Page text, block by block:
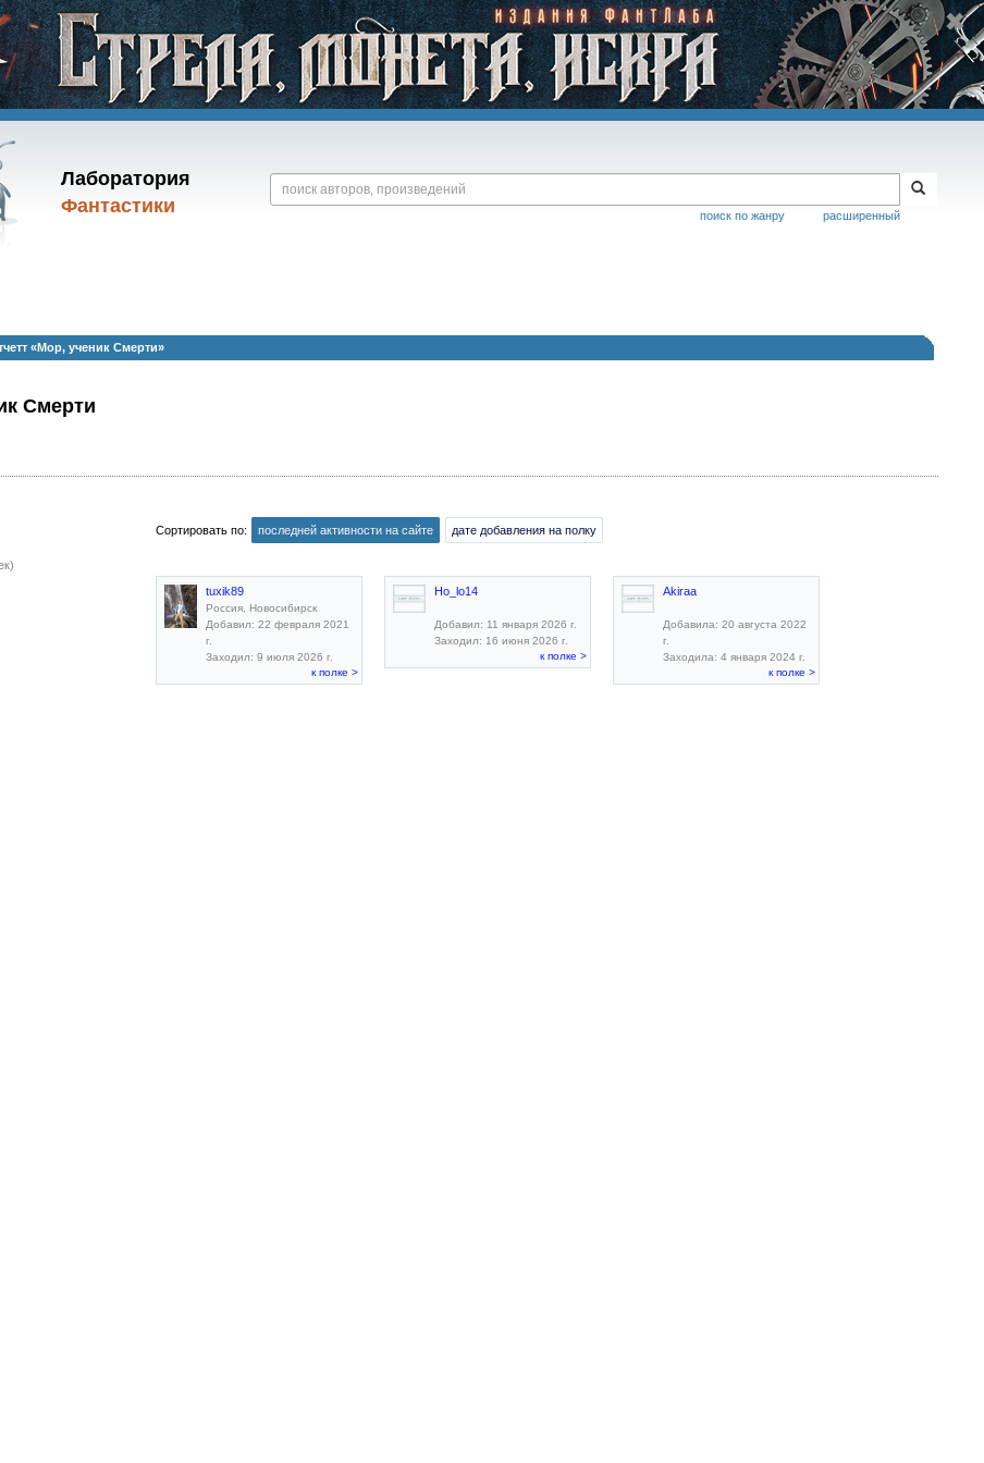
Лаборатория
Фантастики
расширенный
поиск по жанру
«Мор, ученик Смерти»
Смерти
Сортировать по: последней активности на сайте дате добавления на полку
tuxik89
Россия, Новосибирск
Добавил: 22 февраля 2021
г.
Заходил: 9 июля 2026 г.
к полке >
Ho_lo14
Добавил: 11 января 2026 г.
Заходил: 16 июня 2026 г.
к полке >
Akiraa
Добавила: 20 августа 2022
г.
Заходила: 4 января 2024 г.
к полке >